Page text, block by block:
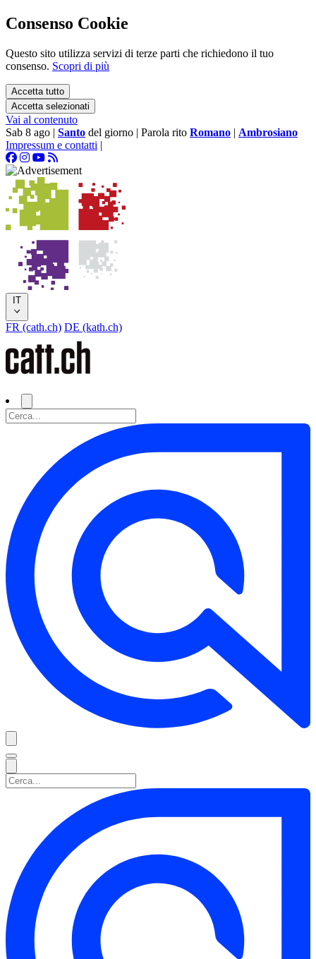
Consenso Cookie
Questo sito utilizza servizi di terze parti che richiedono il tuo
consenso. Scopri di più
Accetta tutto
Accetta selezionati
Vai al contenuto
Sab 8 ago | Santo del giorno | Parola rito Romano | Ambrosiano
Impressum e contatti |
IT
FR (cath.ch) DE (kath.ch)